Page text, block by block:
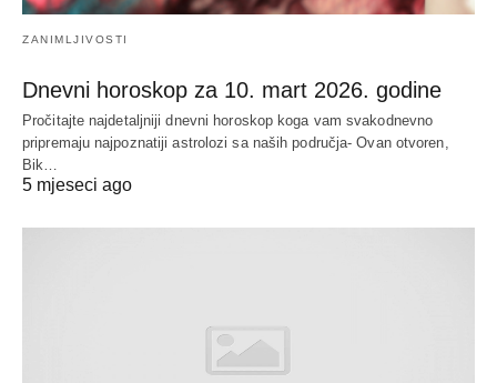
ZANIMLJIVOSTI
Dnevni horoskop za 10. mart 2026. godine
Pročitajte najdetaljniji dnevni horoskop koga vam svakodnevno
pripremaju najpoznatiji astrolozi sa naših područja- Ovan otvoren,
Bik…
5 mjeseci ago